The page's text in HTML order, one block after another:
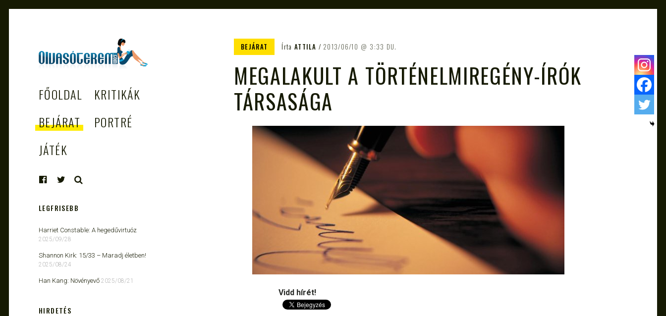
– AZ EGÉSZSÉGES
OLVASÁS
TÁMOGATÓJA
FŐOLDAL
KRITIKÁK
BEJÁRAT
PORTRÉ
JÁTÉK
BEJÁRAT Írta ATTILA 2013/06/10 3:33 DU.
MEGALAKULT A TÖRTÉNELMIREGÉNY-ÍRÓK
TÁRSASÁGA
Vidd hírét!
LEGFRISEBB
Harriet Constable: A hegedűvirtuóz
2025/09/28
Shannon Kirk: 15/33 ​– Maradj életben!
2025/08/24
Han Kang: Növényevő 2025/08/21
HIRDETÉS